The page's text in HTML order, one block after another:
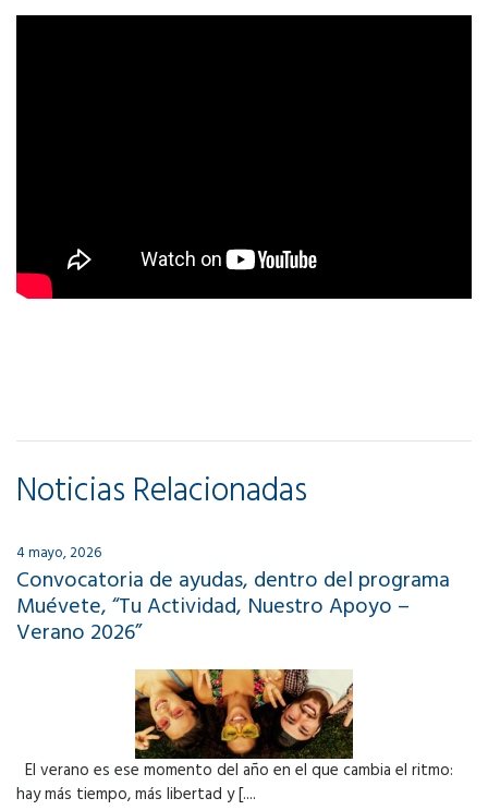
Noticias Relacionadas
4 mayo, 2026
Convocatoria de ayudas, dentro del programa
Muévete, “Tu Actividad, Nuestro Apoyo –
Verano 2026”
El verano es ese momento del año en el que cambia el ritmo:
hay más tiempo, más libertad y [....